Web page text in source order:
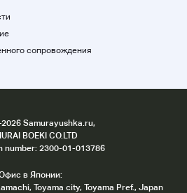
сопровождения
Samurayushka.ru,
BOEKI CO.LTD
number: 2300-01-013786
в Японии:
Toyama city, Toyama Pref., Japan